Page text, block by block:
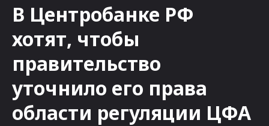
В Центробанке РФ
хотят, чтобы
правительство
уточнило его права
области регуляции ЦФА